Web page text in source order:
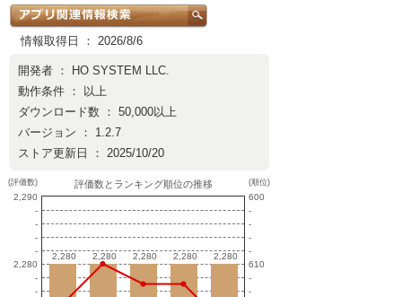
情報取得日 ： 2026/8/6
開発者 ：
HO SYSTEM LLC.
動作条件 ： 以上
ダウンロード数 ： 50,000以上
バージョン ： 1.2.7
ストア更新日 ： 2025/10/20
(評価数)
2,290
-
-
-
-
2,280
-
-
評価数とランキング順位の推移
2,280
2,280 2,280
2,280 2,280
2,280 2,280
2,280 2,280
2,280
(順位)
600
-
-
-
-
610
-
-